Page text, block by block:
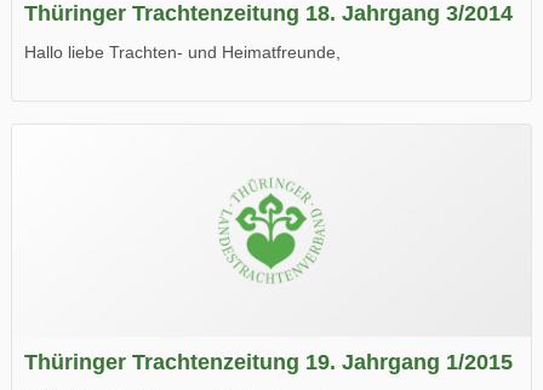
Thüringer Trachtenzeitung 18. Jahrgang 3/2014
Hallo liebe Trachten- und Heimatfreunde,
Wir wünschen Euch viel Spaß beim Lesen.
Thüringer Trachtenzeitung 19. Jahrgang 1/2015